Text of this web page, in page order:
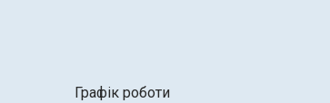
Графік роботи